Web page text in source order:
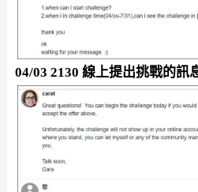
04/03 2130 線上提出挑戰的訊